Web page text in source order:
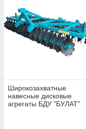
Широкозахватные
навесные дисковые
агрегаты БДУ "БУЛАТ"